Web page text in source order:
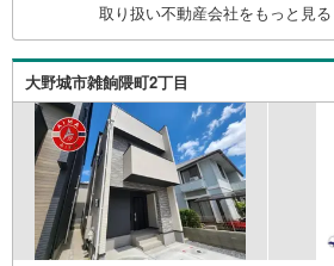
の返済プランもご用意平日も夜間
寄り駅まで送迎無料/オンライン
ーン相談だけ」でも歓迎します
われた方、転職後で審査にご不安
取り扱い不動産会社をもっと見る
大野城市雑餉隈町2丁目